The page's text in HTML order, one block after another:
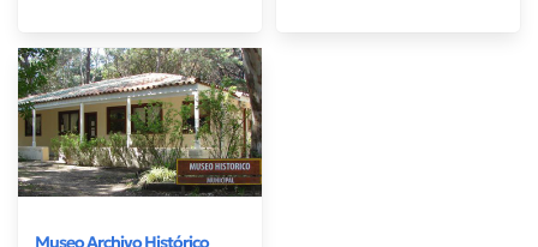
Museo Archivo Histórico